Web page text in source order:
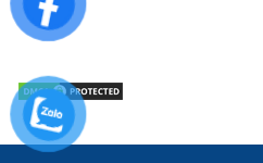
Email: giacongasialab@gmail.com